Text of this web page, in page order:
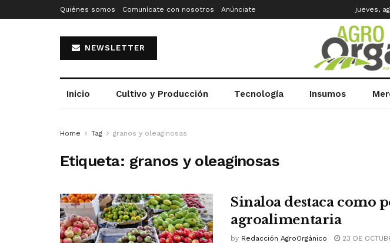
Quiénes somos Comunícate con nosotros Anúnciate jueves,
NEWSLETTER
Inicio Cultivo y Producción Tecnología Insumos
Home Tag granos y oleaginosas
Etiqueta: granos y oleaginosas
Sinaloa destaca como
agroalimentaria
by Redacción AgroOrgánico 23 DE